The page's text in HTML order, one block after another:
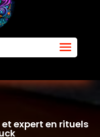
expert en rituels